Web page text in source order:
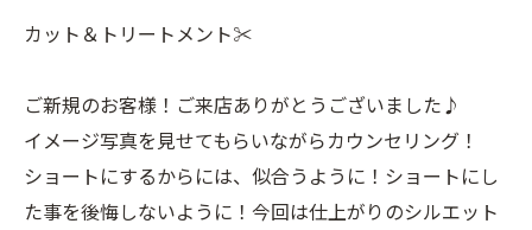
カット＆トリートメント✂︎
ご新規のお客様！ご来店ありがとうございました♪
イメージ写真を見せてもらいながらカウンセリング！
ショートにするからには、似合うように！ショートにし
た事を後悔しないように！今回は仕上がりのシルエット